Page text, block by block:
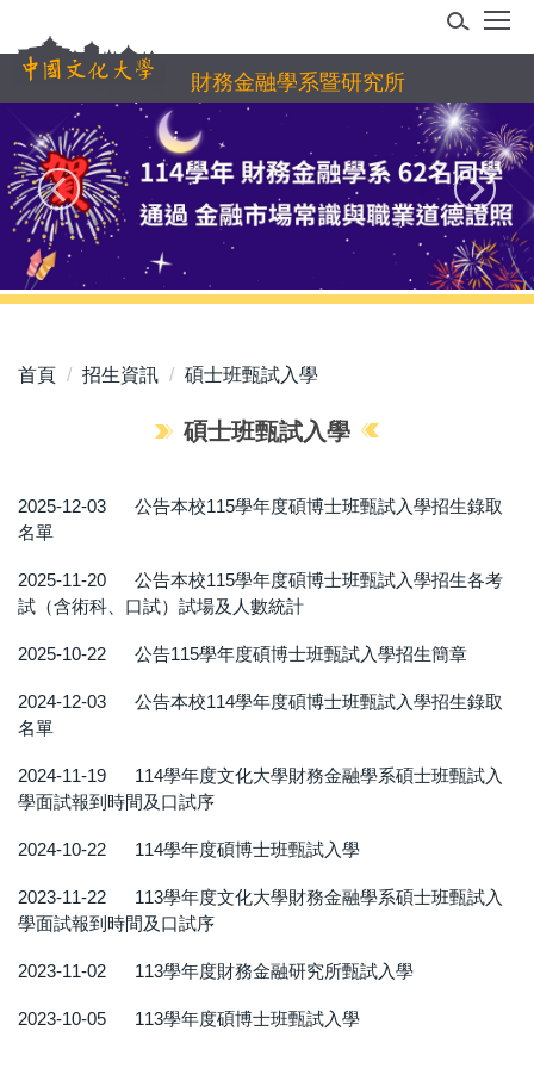
到
主
要
內
容
區
財務金融學系暨研究所
首頁 招生資訊 碩士班甄試入學
碩士班甄試入學
2025-12-03
公告本校115學年度碩博士班甄試入學招生錄取
名單
2025-11-20
公告本校115學年度碩博士班甄試入學招生各考
試（含術科、口試）試場及人數統計
2025-10-22 公告115學年度碩博士班甄試入學招生簡章
2024-12-03
公告本校114學年度碩博士班甄試入學招生錄取
名單
2024-11-19
114學年度文化大學財務金融學系碩士班甄試入
學面試報到時間及口試序
2024-10-22 114學年度碩博士班甄試入學
2023-11-22
113學年度文化大學財務金融學系碩士班甄試入
學面試報到時間及口試序
2023-11-02 113學年度財務金融研究所甄試入學
2023-10-05 113學年度碩博士班甄試入學